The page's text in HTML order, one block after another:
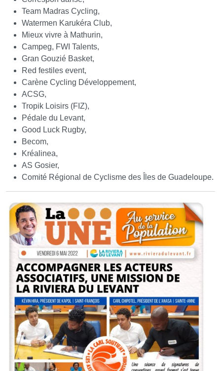
Team Madras Cycling,
Watermen Karukéra Club,
Mieux vivre à Mathurin,
Campeg, FWI Talents,
Gran Gouzié Basket,
Red festiles event,
Carène Cycling Développement,
ACSG,
Tropik Loisirs (FIZ),
Pédale du Levant,
Good Luck Rugby,
Becom,
Kréalinea,
AS Gosier,
Comité Régional de Cyclisme des Îles de Guadeloupe.